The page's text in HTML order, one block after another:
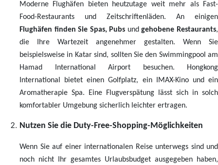
Moderne Flughäfen bieten heutzutage weit mehr als Fast-
Food-Restaurants und Zeitschriftenläden. An einigen
Flughäfen finden Sie Spas, Pubs undgehobene Restaurants,
die Ihre Wartezeit angenehmer gestalten. Wenn Sie
beispielsweise in Katar sind, sollten Sie den Swimmingpool am
Hamad International Airport besuchen. Hongkong
International bietet einen Golfplatz, ein IMAX-Kino und ein
Aromatherapie Spa. Eine Flugverspätung lässt sich in solch
komfortabler Umgebung sicherlich leichter ertragen.
Nutzen Sie die Duty-Free-Shopping-Möglichkeiten
Wenn Sie auf einer internationalen Reise unterwegs sind und
noch nicht Ihr gesamtes Urlaubsbudget ausgegeben haben,